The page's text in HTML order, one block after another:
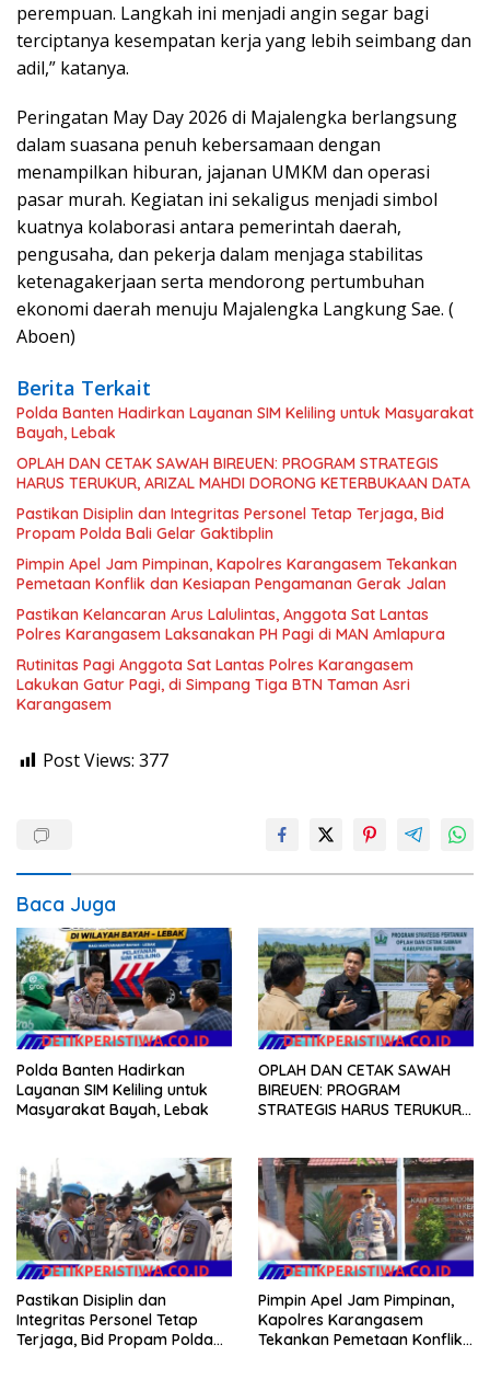
perempuan. Langkah ini menjadi angin segar bagi
terciptanya kesempatan kerja yang lebih seimbang dan
adil,” katanya.
Peringatan May Day 2026 di Majalengka berlangsung
dalam suasana penuh kebersamaan dengan
menampilkan hiburan, jajanan UMKM dan operasi
pasar murah. Kegiatan ini sekaligus menjadi simbol
kuatnya kolaborasi antara pemerintah daerah,
pengusaha, dan pekerja dalam menjaga stabilitas
ketenagakerjaan serta mendorong pertumbuhan
ekonomi daerah menuju Majalengka Langkung Sae. (
Aboen)
Berita Terkait
Polda Banten Hadirkan Layanan SIM Keliling untuk Masyarakat
Bayah, Lebak
OPLAH DAN CETAK SAWAH BIREUEN: PROGRAM STRATEGIS
HARUS TERUKUR, ARIZAL MAHDI DORONG KETERBUKAAN DATA
Pastikan Disiplin dan Integritas Personel Tetap Terjaga, Bid
Propam Polda Bali Gelar Gaktibplin
Pimpin Apel Jam Pimpinan, Kapolres Karangasem Tekankan
Pemetaan Konflik dan Kesiapan Pengamanan Gerak Jalan
Pastikan Kelancaran Arus Lalulintas, Anggota Sat Lantas
Polres Karangasem Laksanakan PH Pagi di MAN Amlapura
Rutinitas Pagi Anggota Sat Lantas Polres Karangasem
Lakukan Gatur Pagi, di Simpang Tiga BTN Taman Asri
Karangasem
Post Views: 377
Baca Juga
Polda Banten Hadirkan
Layanan SIM Keliling untuk
Masyarakat Bayah, Lebak
OPLAH DAN CETAK SAWAH
BIREUEN: PROGRAM
STRATEGIS HARUS TERUKUR,
Pastikan Disiplin dan
Integritas Personel Tetap
Terjaga, Bid Propam Polda
Pimpin Apel Jam Pimpinan,
Kapolres Karangasem
Tekankan Pemetaan Konflik